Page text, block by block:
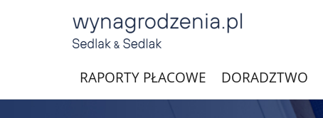
RAPORTY PŁACOWE DORADZTWO